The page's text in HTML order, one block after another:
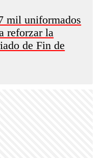
mil uniformados
reforzar la
de Fin de